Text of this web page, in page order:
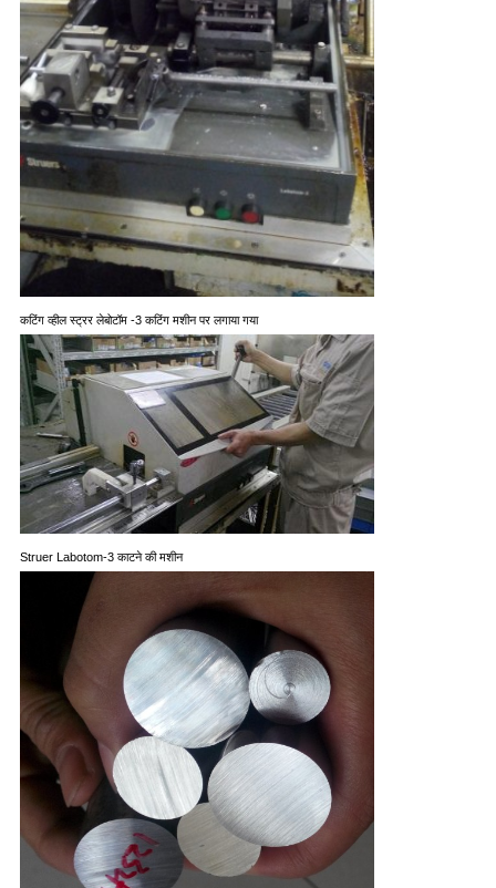
कटिंग व्हील स्ट्रर लेबोटॉम -3 कटिंग मशीन पर लगाया गया
Struer Labotom-3 काटने की मशीन